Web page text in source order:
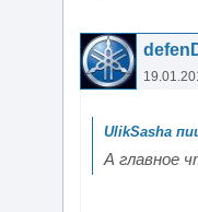
А главное